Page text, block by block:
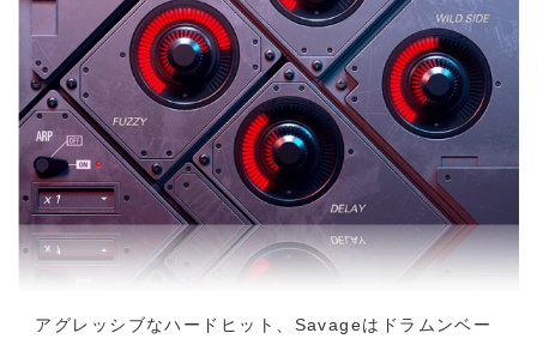
アグレッシブなハードヒット、Savageはドラムンベー